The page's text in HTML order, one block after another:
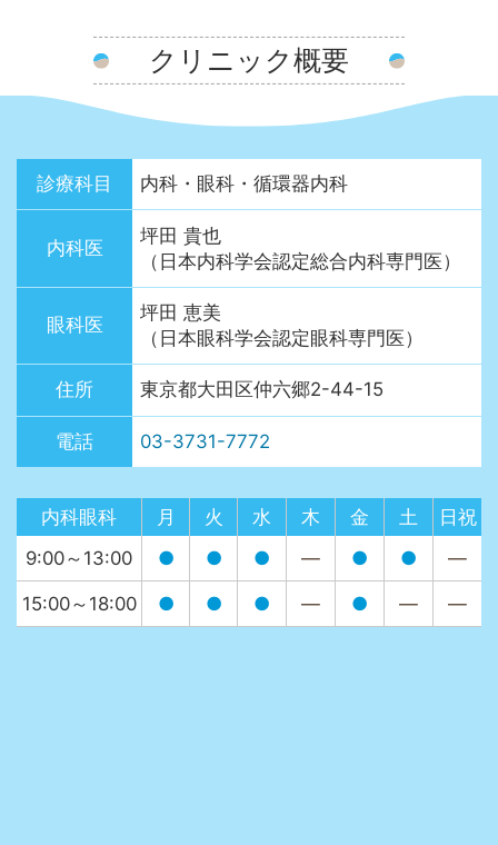
クリニック概要
診療科目 内科・眼科・循環器内科
内科医
坪田 貴也
（日本内科学会認定総合内科専門医）
眼科医
坪田 恵美
（日本眼科学会認定眼科専門医）
住所 東京都大田区仲六郷2-44-15
電話 03-3731-7772
内科眼科 月 火 水 木 金 土
日祝
9:00～13:00
● ● ● — ● ● —
15:00～18:00 ● ● ● — ● — —